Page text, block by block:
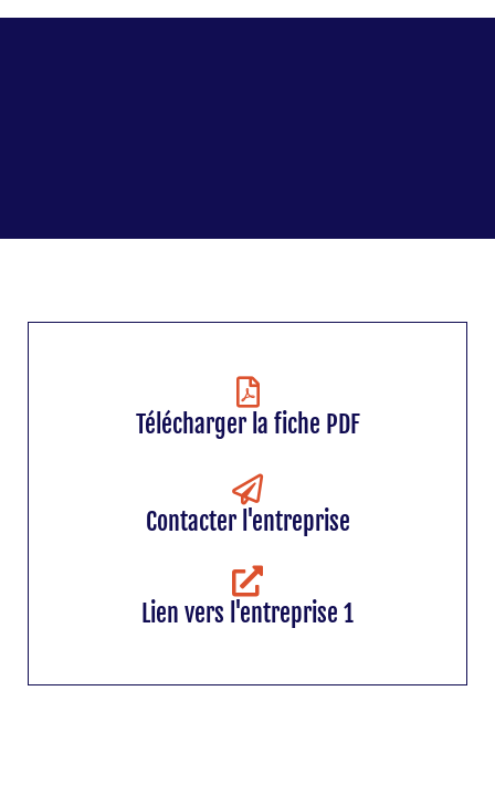
Télécharger la fiche PDF
Contacter l'entreprise
Lien vers l'entreprise 1